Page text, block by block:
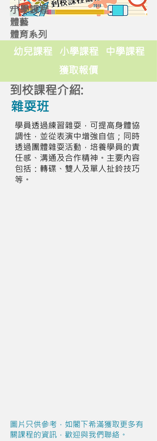
小學課程
體藝
體育系列
幼兒課程 小學課程
中學課程
獲取報價
到校課程介紹:
雜耍班
學員透過練習雜耍，可提高身體協
調性，並從表演中增強自信；同時
透過團體雜耍活動，培養學員的責
任感、溝通及合作精神。主要內容
包括：轉碟、雙人及單人扯鈴技巧
等。
圖片只供參考，如閣下希滿獲取更多有
關課程的資訊，歡迎與我們聯絡。